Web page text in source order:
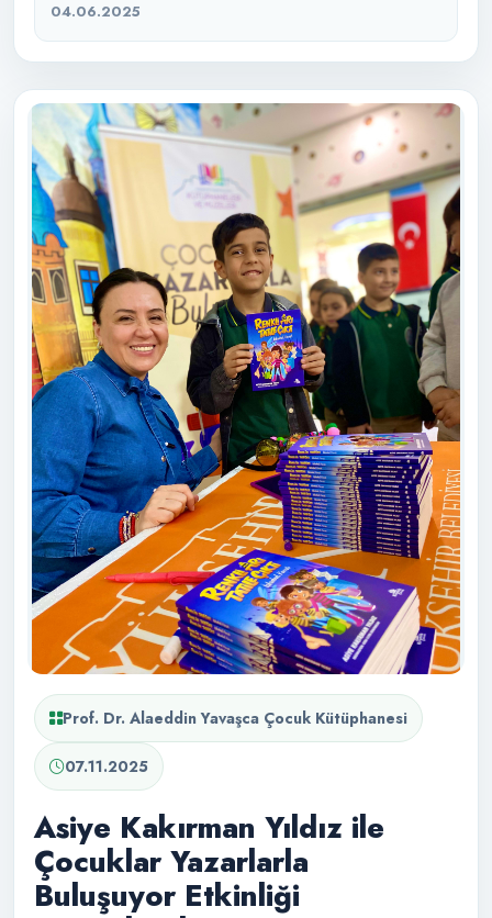
Prof. Dr. Alaeddin Yavaşca Çocuk Kütüphanesi
07.11.2025
Asiye Kakırman Yıldız ile
Çocuklar Yazarlarla
Buluşuyor Etkinliği
04.06.2025